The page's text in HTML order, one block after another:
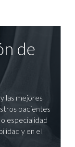
de
las mejores
pacientes
especialidad
y en el